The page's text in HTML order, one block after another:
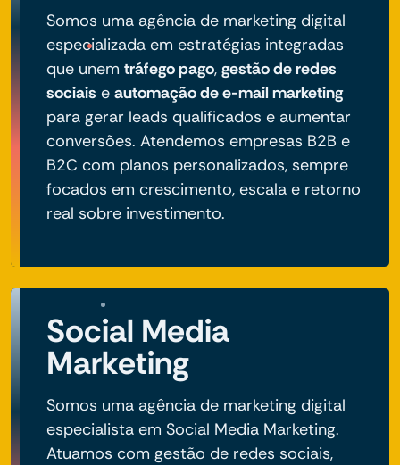
Somos uma agência de marketing digital
especializada em estratégias integradas
que unem tráfego pago, gestão de redes
sociais e automação de e-mail marketing
para gerar leads qualificados e aumentar
conversões. Atendemos empresas B2B e
B2C com planos personalizados, sempre
focados em crescimento, escala e retorno
real sobre investimento.
Social Media
Marketing
Somos uma agência de marketing digital
especialista em Social Media Marketing.
Atuamos com gestão de redes sociais,